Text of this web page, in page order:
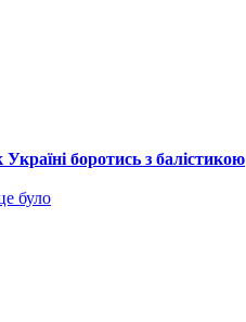
боротись з балістикою
було